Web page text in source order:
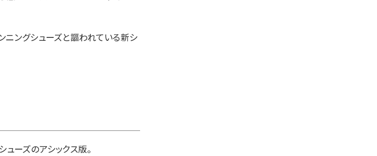
ニングシューズと謳われている新シ
ューズのアシックス版。